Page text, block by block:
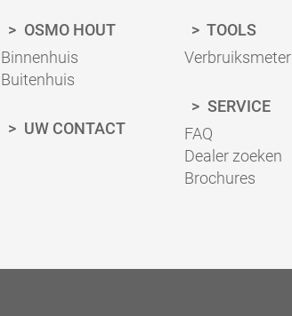
OSMO HOUT
Binnenhuis
Buitenhuis
UW CONTACT
TOOLS
Verbruiksmeter
SERVICE
FAQ
Dealer zoeken
Brochures